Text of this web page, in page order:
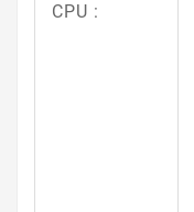
CPU :